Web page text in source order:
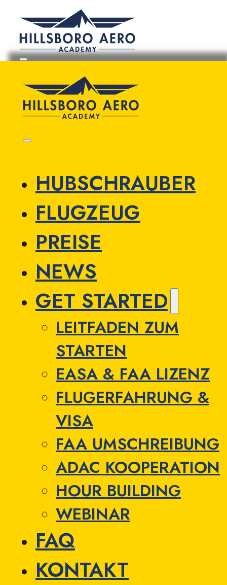
HUBSCHRAUBER
FLUGZEUG
PREISE
NEWS
GET STARTED
LEITFADEN ZUM
STARTEN
EASA & FAA LIZENZ
FLUGERFAHRUNG &
VISA
FAA UMSCHREIBUNG
ADAC KOOPERATION
HOUR BUILDING
WEBINAR
FAQ
KONTAKT